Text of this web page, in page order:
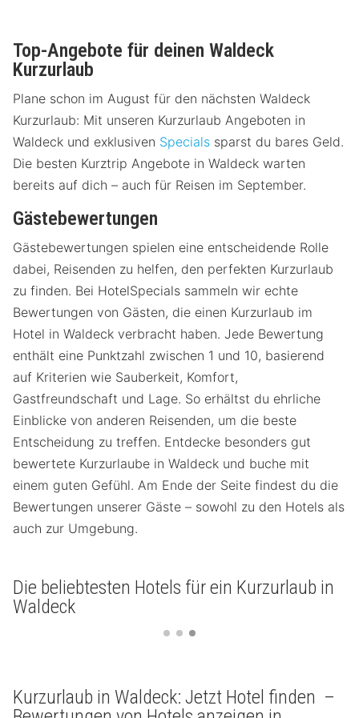
Top-Angebote für deinen Waldeck
Kurzurlaub
Plane schon im August für den nächsten Waldeck
Kurzurlaub: Mit unseren Kurzurlaub Angeboten in
Waldeck und exklusiven Specials sparst du bares Geld.
Die besten Kurztrip Angebote in Waldeck warten
bereits auf dich – auch für Reisen im September.
Gästebewertungen
Gästebewertungen spielen eine entscheidende Rolle
dabei, Reisenden zu helfen, den perfekten Kurzurlaub
zu finden. Bei HotelSpecials sammeln wir echte
Bewertungen von Gästen, die einen Kurzurlaub im
Hotel in Waldeck verbracht haben. Jede Bewertung
enthält eine Punktzahl zwischen 1 und 10, basierend
auf Kriterien wie Sauberkeit, Komfort,
Gastfreundschaft und Lage. So erhältst du ehrliche
Einblicke von anderen Reisenden, um die beste
Entscheidung zu treffen. Entdecke besonders gut
bewertete Kurzurlaube in Waldeck und buche mit
einem guten Gefühl. Am Ende der Seite findest du die
Bewertungen unserer Gäste – sowohl zu den Hotels als
auch zur Umgebung.
Die beliebtesten Hotels für ein Kurzurlaub in
Waldeck
Kurzurlaub in Waldeck: Jetzt Hotel finden –